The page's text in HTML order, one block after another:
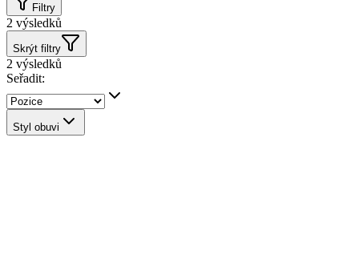
Filtry
2 výsledků
Skrýt filtry
2 výsledků
Seřadit:
Styl obuvi